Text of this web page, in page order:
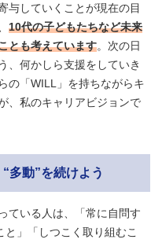
与していくことが現在の目
10代の子どもたちなど未来
とも考えています。次の日
、何かしら支援をしていき
の「WILL」を持ちながらキ
、私のキャリアビジョンで
多動”を続けよう
ている人は、「常に自問す
と」「しつこく取り組むこ